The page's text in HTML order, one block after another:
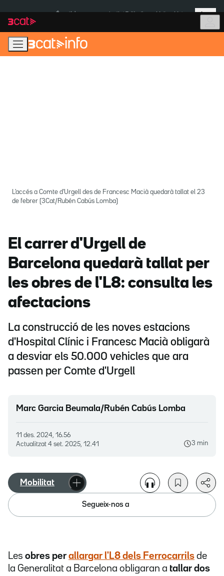
navegació
principal
contingut
Més
L'accés a Comte d'Urgell des de Francesc Macià quedarà tallat el 23
de febrer (3Cat/Rubén Cabús Lomba)
El carrer d'Urgell de
Barcelona quedarà tallat per
les obres de l'L8: consulta les
afectacions
La construcció de les noves estacions
d'Hospital Clínic i Francesc Macià obligarà
a desviar els 50.000 vehicles que ara
passen per Comte d'Urgell
Marc Garcia Beumala/Rubén Cabús Lomba
11 des. 2024, 16.56
Actualitzat 4 set. 2025, 12.41 3 min
Mobilitat
Segueix-nos a
Les obres per allargar l'L8 dels Ferrocarrils de
la Generalitat a Barcelona obligaran a tallar dos